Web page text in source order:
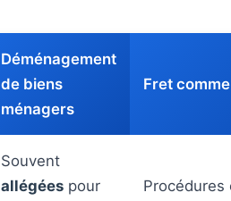
Déménagement
de biens
ménagers
Fret
Souvent
allégées pour
Procédures